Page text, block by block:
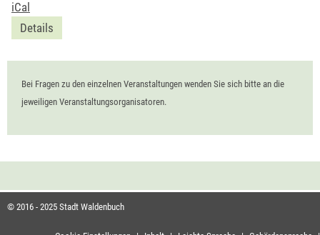
iCal
Details
Bei Fragen zu den einzelnen Veranstaltungen wenden Sie sich bitte an die
jeweiligen Veranstaltungsorganisatoren.
© 2016 - 2025 Stadt Waldenbuch